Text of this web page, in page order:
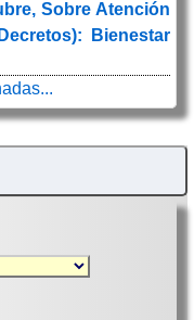
Sobre Atención
Bienestar